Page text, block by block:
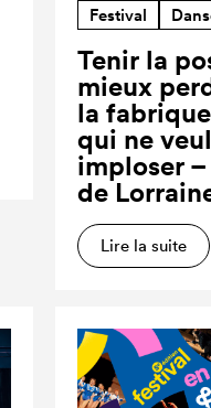
Festival
Tenir la
mieux
la
qui ne
imploser
de
Lire la suite